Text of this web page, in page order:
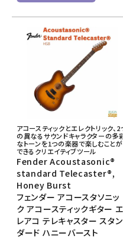
アコースティックとエレクトリック、2
の異なるサウンドキャラクターの多
なトーンを1つの楽器で楽しむことが
できるクリエイティブツール
Fender Acoustasonic®
standard Telecaster®,
Honey Burst
フェンダー アコースタソニッ
ク アコースティックギター エ
レアコ テレキャスター スタン
ダード ハニーバースト